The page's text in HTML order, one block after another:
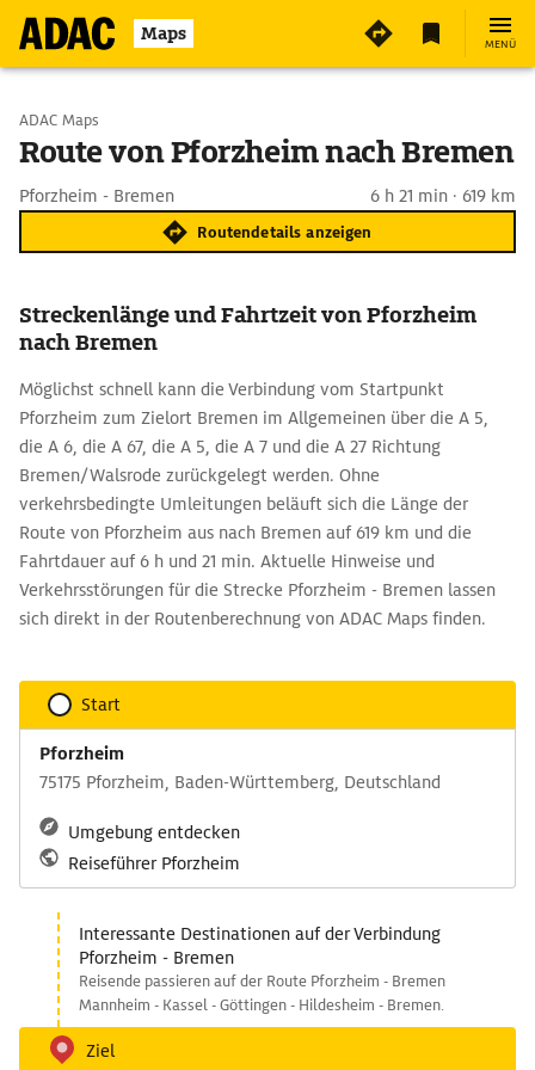
Maps MENÜ
Start wählen
ADAC Maps
Route von Pforzheim nach Bremen
Pforzheim - Bremen 6 h 21 min · 619 km
Routendetails anzeigen
Streckenlänge und Fahrtzeit von Pforzheim
nach Bremen
Möglichst schnell kann die Verbindung vom Startpunkt
Pforzheim zum Zielort Bremen im Allgemeinen über die A 5,
die A 6, die A 67, die A 5, die A 7 und die A 27 Richtung
Bremen/Walsrode zurückgelegt werden. Ohne
verkehrsbedingte Umleitungen beläuft sich die Länge der
Route von Pforzheim aus nach Bremen auf 619 km und die
Fahrtdauer auf 6 h und 21 min. Aktuelle Hinweise und
Verkehrsstörungen für die Strecke Pforzheim - Bremen lassen
sich direkt in der Routenberechnung von ADAC Maps finden.
Start
Pforzheim
75175 Pforzheim, Baden-Württemberg, Deutschland
Umgebung entdecken
Reiseführer Pforzheim
Interessante Destinationen auf der Verbindung
Pforzheim - Bremen
Reisende passieren auf der Route Pforzheim - Bremen
Mannheim - Kassel - Göttingen - Hildesheim - Bremen.
Ziel